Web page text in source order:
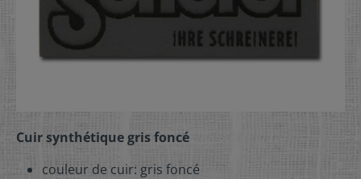
Cuir synthétique gris foncé
couleur de cuir: gris foncé